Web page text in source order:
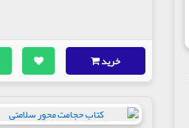
خرید